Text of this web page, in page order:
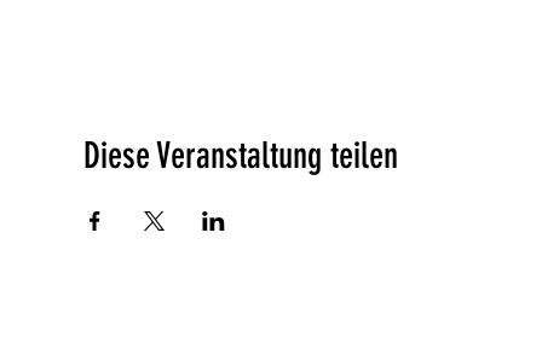
Diese Veranstaltung teilen